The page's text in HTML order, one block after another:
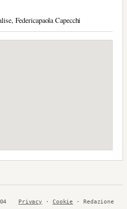
Federicapaola Capecchi
Privacy · Cookie · Redazione